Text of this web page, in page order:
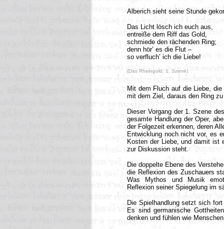
Alberich sieht seine Stunde
Das Licht lösch ich euch aus,
entreiße dem Riff das Gold,
schmiede den rächenden Ring;
denn hör’ es die Flut –
so verfluch’ ich die Liebe!
(Das Rheingold, 1. Szene)
Mit dem Fluch auf die Liebe,
mit dem Ziel, daraus den Ring
Dieser Vorgang der 1. Szene
gesamte Handlung der Oper,
der Folgezeit erkennen, deren
Entwicklung noch nicht vor, es
Kosten der Liebe, und damit ist
zur Diskussion steht.
Die doppelte Ebene des
die Reflexion des Zuschauers
Was Mythos und Musik
Reflexion seiner Spiegelung im
Die Spielhandlung setzt sich
Es sind germanische
denken und fühlen wie